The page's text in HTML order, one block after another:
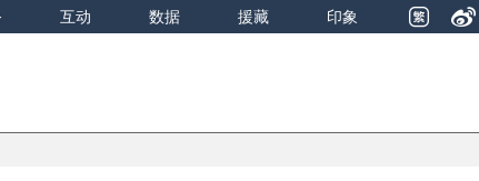
互动 数据 援藏 印象